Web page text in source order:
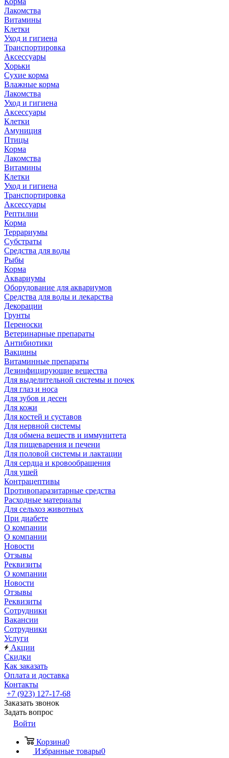
Лакомства
Витамины
Клетки
Уход и гигиена
Транспортировка
Аксессуары
Хорьки
Сухие корма
Влажные корма
Лакомства
Уход и гигиена
Аксессуары
Клетки
Амуниция
Птицы
Корма
Лакомства
Витамины
Клетки
Уход и гигиена
Транспортировка
Аксессуары
Рептилии
Корма
Террариумы
Субстраты
Средства для воды
Рыбы
Корма
Аквариумы
Оборудование для аквариумов
Средства для воды и лекарства
Декорации
Грунты
Переноски
Ветеринарные препараты
Антибиотики
Вакцины
Витаминные препараты
Дезинфицирующие вещества
Для выделительной системы и почек
Для глаз и носа
Для зубов и десен
Для кожи
Для костей и суставов
Для нервной системы
Для обмена веществ и иммунитета
Для пищеварения и печени
Для половой системы и лактации
Для сердца и кровообращения
Для ушей
Контрацептивы
Противопаразитарные средства
Расходные материалы
Для сельхоз животных
При диабете
О компании
О компании
Новости
Отзывы
Реквизиты
О компании
Новости
Отзывы
Реквизиты
Сотрудники
Вакансии
Сотрудники
Услуги
Акции
Скидки
Как заказать
Оплата и доставка
Контакты
+7 (923) 127-17-68
Заказать звонок
Задать вопрос
Войти
Корзина0
Избранные товары0